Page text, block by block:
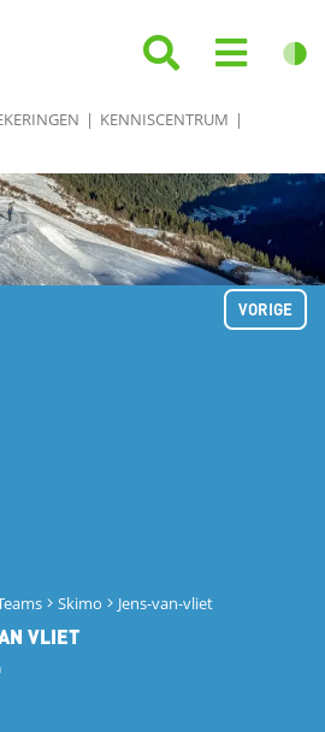
KENNISCENTRUM
VORIGE
Skimo Jens-van-vliet
VLIET